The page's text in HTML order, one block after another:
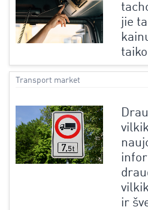
jie
Transport market
ir